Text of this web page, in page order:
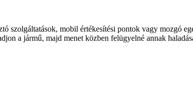
szolgáltatások, mobil értékesítési pontok vagy mozgó
a jármű, majd menet közben felügyelné annak